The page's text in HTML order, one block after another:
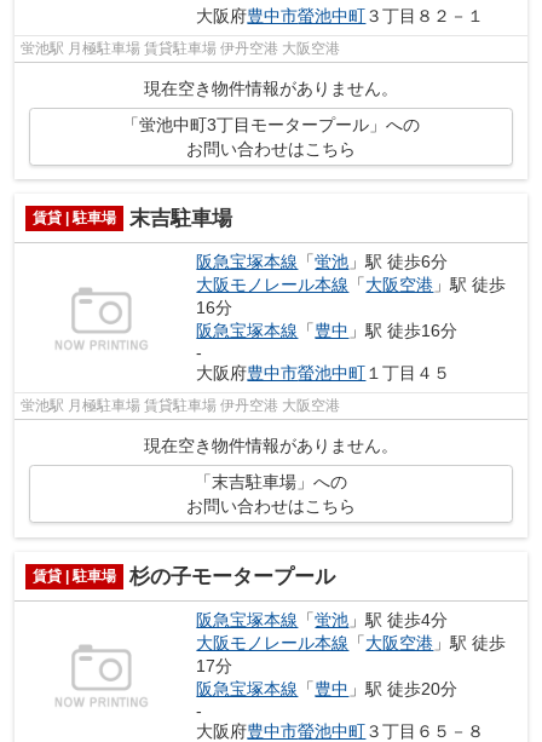
大阪府豊中市螢池中町３丁目８２－１
蛍池駅 月極駐車場 賃貸駐車場 伊丹空港 大阪空港
現在空き物件情報がありません。
「蛍池中町3丁目モータープール」への
お問い合わせはこちら
賃貸 | 駐車場 末吉駐車場
阪急宝塚本線 「蛍池 」駅 徒歩6分
大阪モノレール本線 「大阪空港 」駅 徒歩
16分
阪急宝塚本線 「豊中 」駅 徒歩16分
-
大阪府豊中市螢池中町１丁目４５
蛍池駅 月極駐車場 賃貸駐車場 伊丹空港 大阪空港
現在空き物件情報がありません。
「末吉駐車場」への
お問い合わせはこちら
賃貸 | 駐車場 杉の子モータープール
阪急宝塚本線 「蛍池 」駅 徒歩4分
大阪モノレール本線 「大阪空港 」駅 徒歩
17分
阪急宝塚本線 「豊中 」駅 徒歩20分
-
大阪府豊中市螢池中町３丁目６５－８